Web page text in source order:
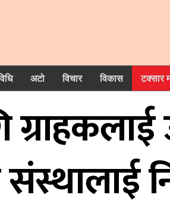
अटो विचार विकास टक्सार
संस्थालाई